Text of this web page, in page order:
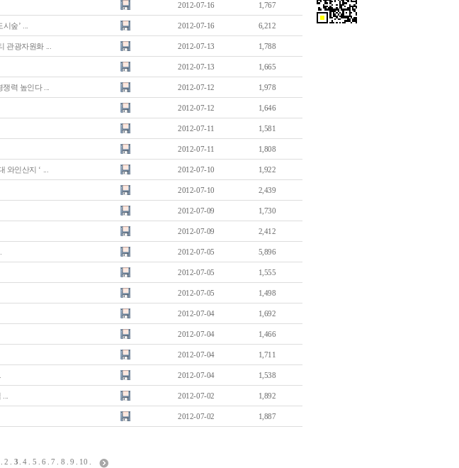
2012-07-16 1,767
숲’ ... 2012-07-16 6,212
관광자원화 ... 2012-07-13 1,788
2012-07-13 1,665
력 높인다 ... 2012-07-12 1,978
2012-07-12 1,646
2012-07-11 1,581
2012-07-11 1,808
인산지 ‘ ... 2012-07-10 1,922
2012-07-10 2,439
2012-07-09 1,730
2012-07-09 2,412
2012-07-05 5,896
2012-07-05 1,555
2012-07-05 1,498
2012-07-04 1,692
2012-07-04 1,466
2012-07-04 1,711
2012-07-04 1,538
2012-07-02 1,892
2012-07-02 1,887
.2 . 3.4. 5 . 6 .7 . 8 . 9 . 10 .